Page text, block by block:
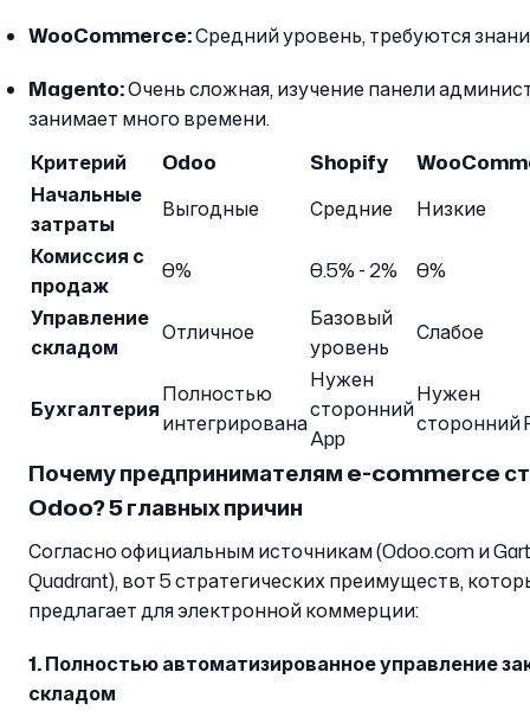
WooCommerce:Средний уровень, требуются
Magento:Очень сложная, изучение панели
занимает много времени.
Критерий
Odoo Shopify
Начальные
затраты
Выгодные Средние
Низкие
Комиссия с
продаж
0% 0.5% - 2%
0%
Управление
складом
Отличное
Базовый
уровень
Слабое
Бухгалтерия
Полностью
интегрирована
Нужен
сторонний
App
Нужен
сторонний
Почему предпринимателям e-commerce
Odoo? 5 главных причин
Согласно официальным источникам (Odoo.com и
Quadrant), вот 5 стратегических преимуществ,
предлагает для электронной коммерции:
1. Полностью автоматизированное управление
складом